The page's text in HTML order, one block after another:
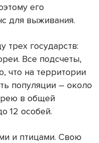
его
для выживания.
трех государств:
Все подсчеты,
что на территории
популяции – около
в общей
12 особей.
и птицами. Свою